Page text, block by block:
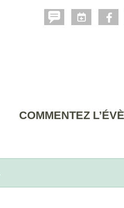
COMMENTEZ